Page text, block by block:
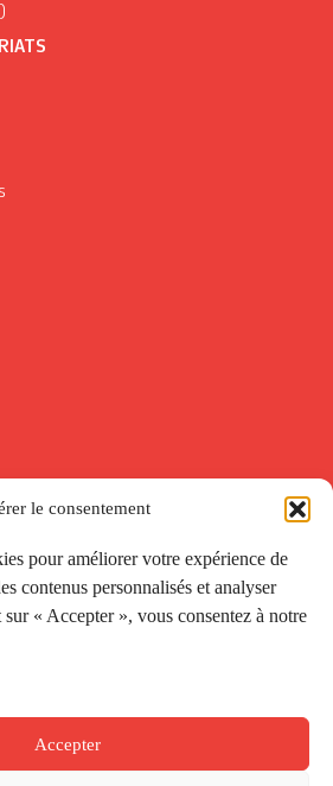
le consentement
pour améliorer votre expérience de
contenus personnalisés et analyser
« Accepter », vous consentez à notre
Accepter
Courrier